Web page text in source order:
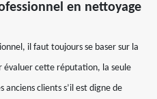
en nettoyage
il faut toujours se baser sur la
cette réputation, la seule
anciens clients s’il est digne de